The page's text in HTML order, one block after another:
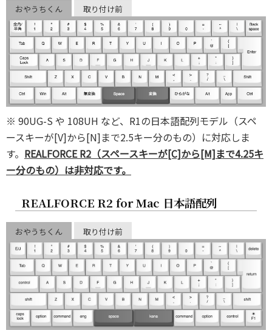
おやうちくん 取り付け前
※ 90UG-S や 108UH など、R1の日本語配列モデル（スペ
ースキーが[V]から[N]まで2.5キー分のもの）に対応しま
す。 REALFORCE R2（スペースキーが[C]から[M]まで4.25キ
ー分のもの）は非対応です。
REALFORCE R2 for Mac 日本語配列
おやうちくん 取り付け前